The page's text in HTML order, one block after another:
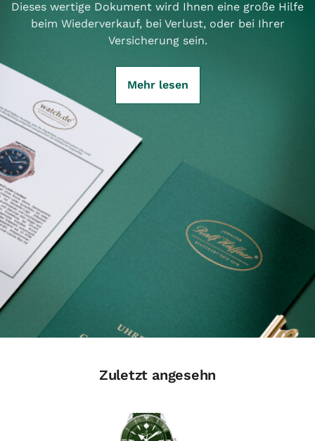
Dieses wertige Dokument wird Ihnen eine große Hilfe
beim Wiederverkauf, bei Verlust, oder bei Ihrer
Versicherung sein.
Mehr lesen
Zuletzt angesehn